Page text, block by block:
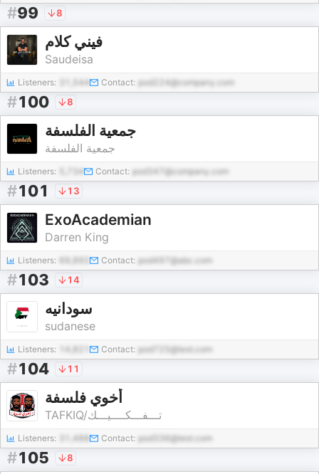
#99 8
فيني كلام
Saudeisa
Listeners: 31,544 Contact: pod224@company.com
#100 8
جمعية الفلسفة
جمعية الفلسفة
Listeners: 5,734 Contact: pod347@company.com
#101 13
ExoAcademian
Darren King
Listeners: Contact: pod497@abc.com
#103 14
سودانيه
sudanese
Listeners: Contact: pod725@test.com
#104 11
أخوي فلسفة
TAFKIQ/تـــفـــكــــيـــك
Listeners: 31,488 Contact: pod336@test.com
#105 8